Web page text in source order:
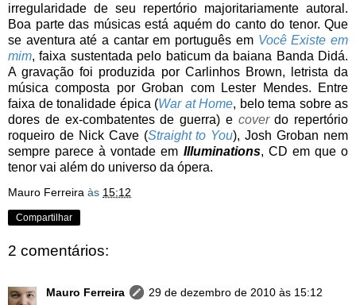
irregularidade de seu repertório majoritariamente autoral.
Boa parte das músicas está aquém do canto do tenor. Que
se aventura até a cantar em português em Você Existe em
mim, faixa sustentada pelo baticum da baiana Banda Didá.
A gravação foi produzida por Carlinhos Brown, letrista da
música composta por Groban com Lester Mendes. Entre
faixa de tonalidade épica (War at Home, belo tema sobre as
dores de ex-combatentes de guerra) e coverdo repertório
roqueiro de Nick Cave (Straight to You), Josh Groban nem
sempre parece à vontade em Illuminations, CD em que o
tenor vai além do universo da ópera.
Mauro Ferreira às 15:12
Compartilhar
2 comentários:
Mauro Ferreira
29 de dezembro de 2010 às 15:12